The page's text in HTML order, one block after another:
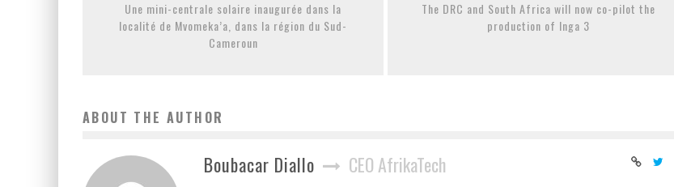
Une mini-centrale solaire inaugurée dans la
localité de Mvomeka’a, dans la région du Sud-
Cameroun
The DRC and South Africa will now co-pilot the
production of Inga 3
ABOUT THE AUTHOR
Boubacar Diallo CEO AfrikaTech